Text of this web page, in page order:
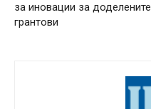
за иновации за доделените
грантови